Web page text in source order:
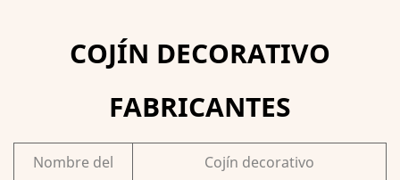
COJÍN DECORATIVO
FABRICANTES
Nombre del
Cojín decorativo